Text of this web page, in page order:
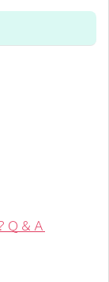
Ｑ＆Ａ